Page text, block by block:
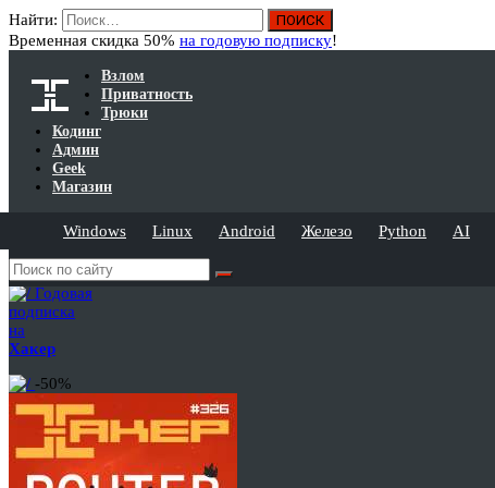
Найти:
Временная скидка 50% на годовую подписку!
Взлом
Приватность
Трюки
Кодинг
Админ
Geek
Магазин
Windows Linux Android Железо Python AI
Годовая
подписка
на
Хакер
-50%